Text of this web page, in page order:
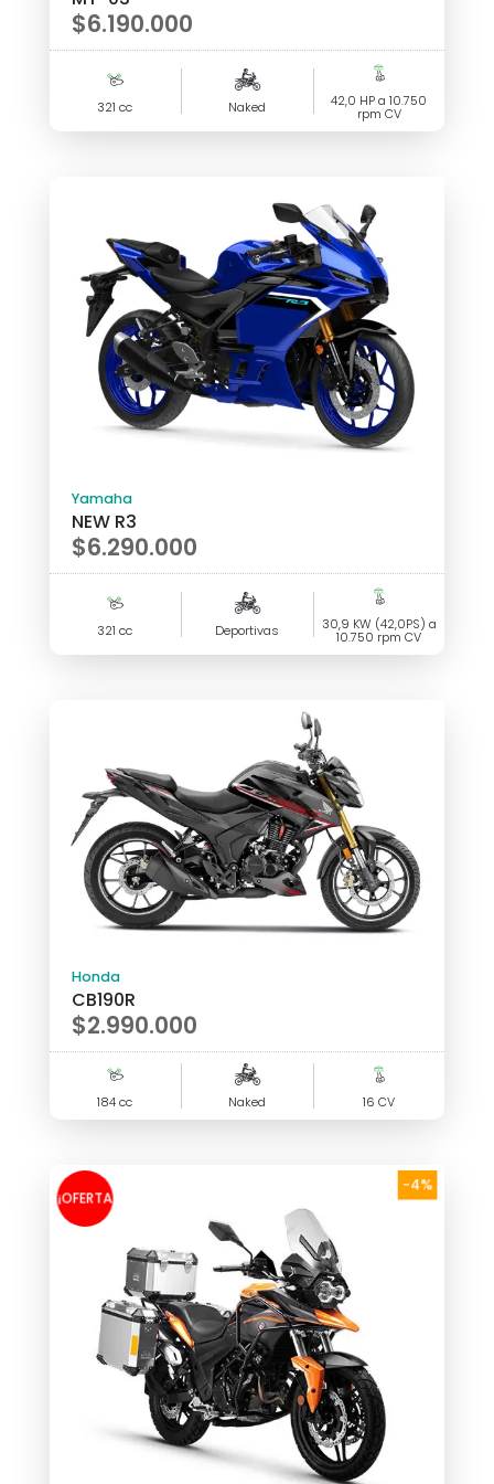
$6.190.000
321 cc Naked 42,0 HP a 10.750
rpm CV
Yamaha
NEW R3
$6.290.000
321 cc Deportivas 30,9 KW (42,0PS) a
10.750 rpm CV
Honda
CB190R
$2.990.000
184 cc Naked 16 CV
-4%
¡OFERTA